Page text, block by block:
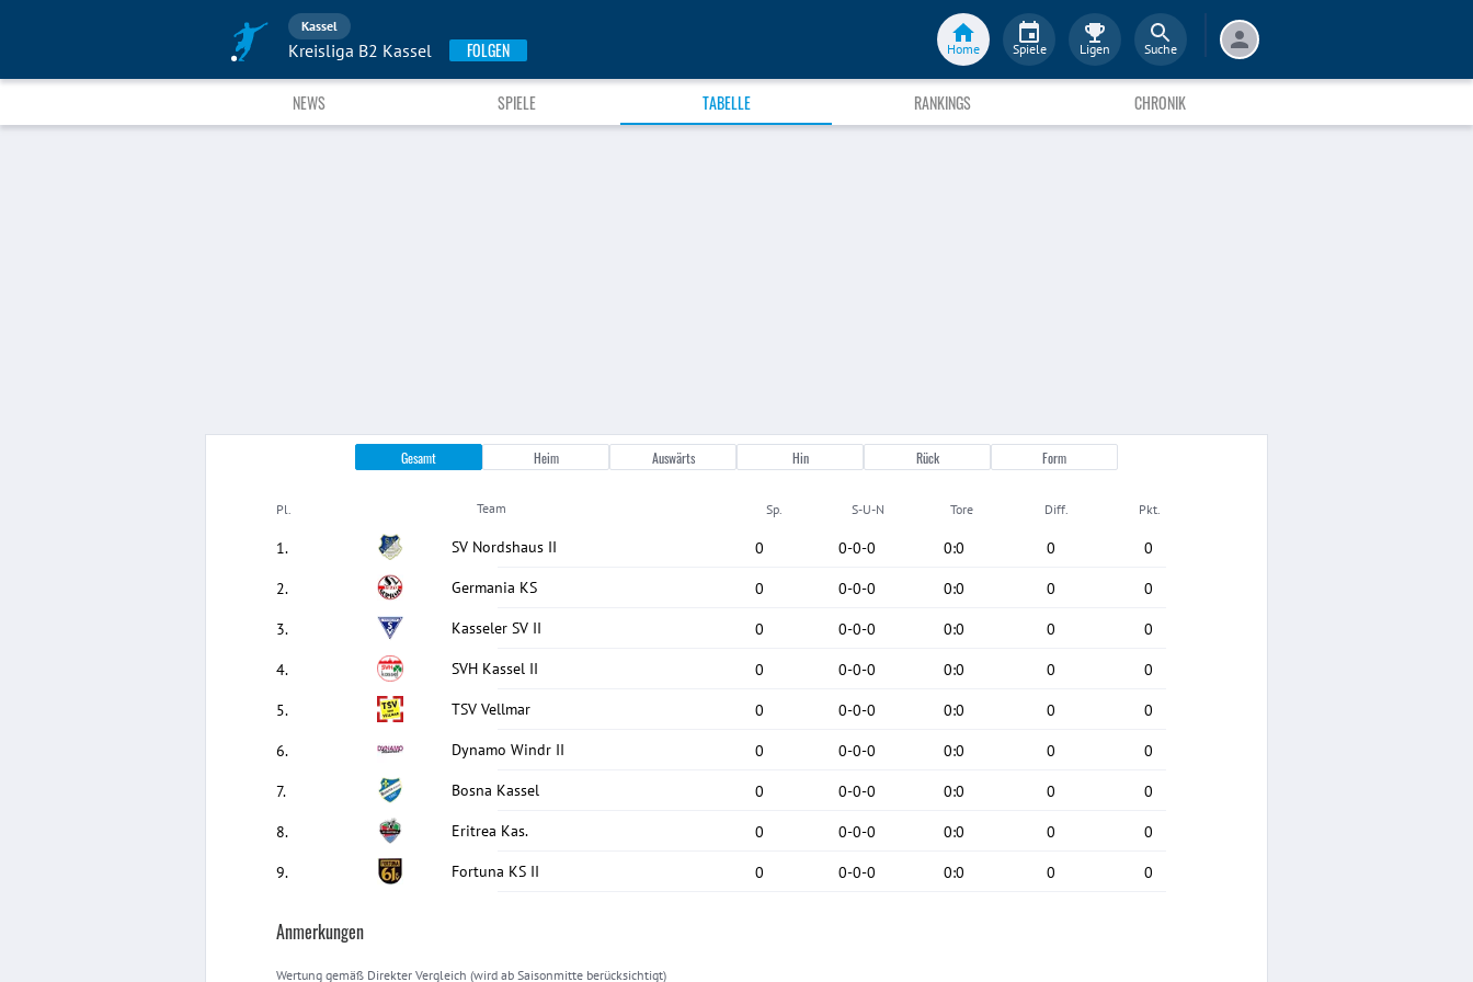
Kassel
Kreisliga B2 Kassel FOLGEN Home Spiele Ligen Suche
NEWS SPIELE TABELLE RANKINGS CHRONIK
Gesamt Heim Auswärts Hin Rück Form
Pl. Team Sp. S-U-N Tore Diff. Pkt.
1. SV Nordshaus II 0 0-0-0 0:0 0 0
2. Germania KS 0 0-0-0 0:0 0 0
3. Kasseler SV II 0 0-0-0 0:0 0 0
4. SVH Kassel II 0 0-0-0 0:0 0 0
5. TSV Vellmar 0 0-0-0 0:0 0 0
6. Dynamo Windr II 0 0-0-0 0:0 0 0
7. Bosna Kassel 0 0-0-0 0:0 0 0
8. Eritrea Kas. 0 0-0-0 0:0 0 0
9. Fortuna KS II 0 0-0-0 0:0 0 0
Anmerkungen
Wertung gemäß Direkter Vergleich (wird ab Saisonmitte berücksichtigt)